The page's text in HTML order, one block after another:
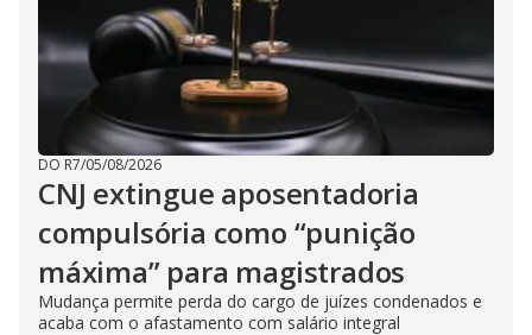
DO R7/05/08/2026
CNJ extingue aposentadoria
compulsória como “punição
máxima” para magistrados
Mudança permite perda do cargo de juízes condenados e
acaba com o afastamento com salário integral